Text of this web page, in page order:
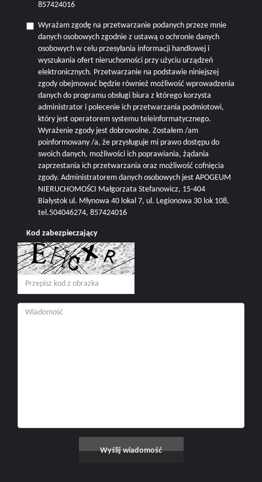
857424016
Wyrażam zgodę na przetwarzanie podanych przeze mnie
danych osobowych zgodnie z ustawą o ochronie danych
osobowych w celu przesyłania informacji handlowej i
wyszukania ofert nieruchomości przy użyciu urządzeń
elektronicznych. Przetwarzanie na podstawie niniejszej
zgody obejmować będzie również możliwość wprowadzenia
danych do programu obsługi biura z którego korzysta
administrator i polecenie ich przetwarzania podmiotowi,
który jest operatorem systemu teleinformatycznego.
Wyrażenie zgody jest dobrowolne. Zostałem /am
poinformowany /a, że przysługuje mi prawo dostępu do
swoich danych, możliwości ich poprawiania, żądania
zaprzestania ich przetwarzania oraz możliwość cofnięcia
zgody. Administratorem danych osobowych jest APOGEUM
NIERUCHOMOŚCI Małgorzata Stefanowicz, 15-404
Białystok ul. Młynowa 40 lokal 7, ul. Legionowa 30 lok 108,
tel.504046274, 857424016
Kod zabezpieczający